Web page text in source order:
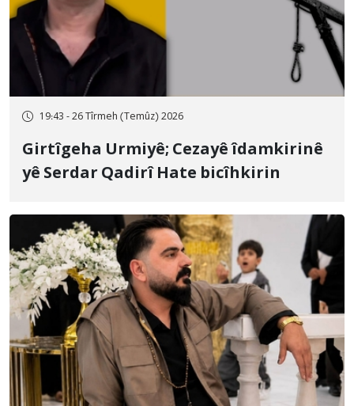
19:43 - 26 Tîrmeh (Temûz) 2026
Girtîgeha Urmiyê; Cezayê îdamkirinê
yê Serdar Qadirî Hate bicîhkirin